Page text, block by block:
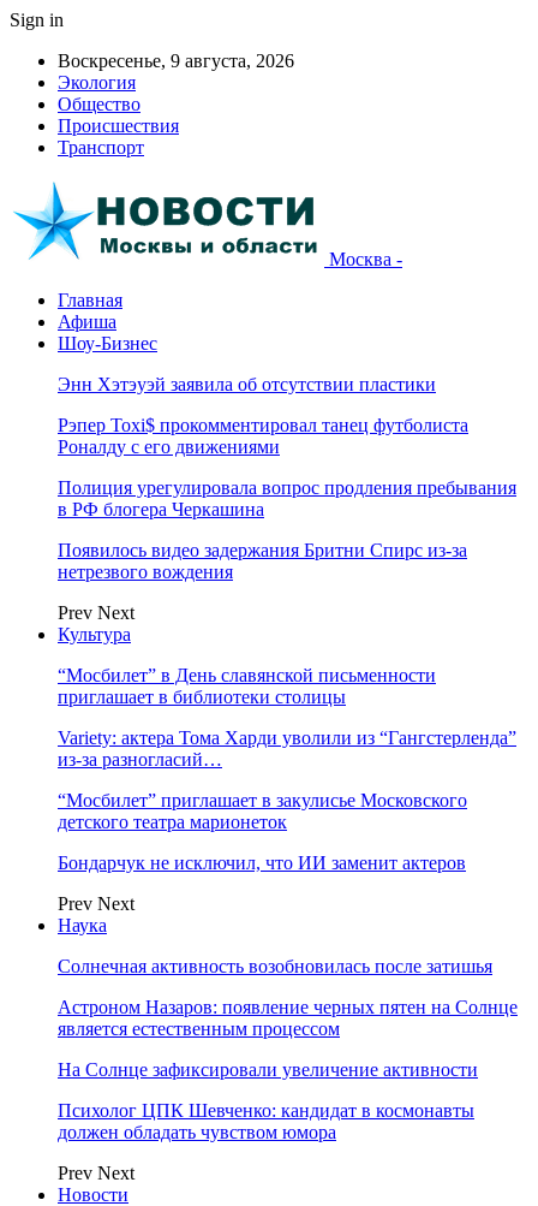
Sign in
Воскресенье, 9 августа, 2026
Экология
Общество
Происшествия
Транспорт
Москва -
Главная
Афиша
Шоу-Бизнес
Энн Хэтэуэй заявила об отсутствии пластики
Рэпер Toxi$ прокомментировал танец футболиста
Роналду с его движениями
Полиция урегулировала вопрос продления пребывания
в РФ блогера Черкашина
Появилось видео задержания Бритни Спирс из-за
нетрезвого вождения
Prev Next
Культура
“Мосбилет” в День славянской письменности
приглашает в библиотеки столицы
Variety: актера Тома Харди уволили из “Гангстерленда”
из-за разногласий…
“Мосбилет” приглашает в закулисье Московского
детского театра марионеток
Бондарчук не исключил, что ИИ заменит актеров
Prev Next
Наука
Солнечная активность возобновилась после затишья
Астроном Назаров: появление черных пятен на Солнце
является естественным процессом
На Солнце зафиксировали увеличение активности
Психолог ЦПК Шевченко: кандидат в космонавты
должен обладать чувством юмора
Prev Next
Новости